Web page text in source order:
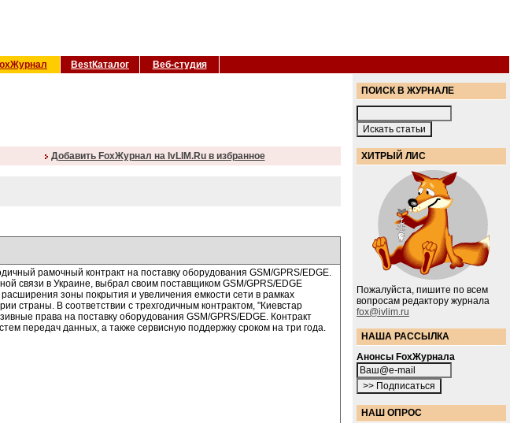
BestКаталог
Веб-студия
Добавить FoxЖурнал на IvLIM.Ru в избранное
рамочный контракт на поставку оборудования GSM/GPRS/EDGE.
связи в Украине, выбрал своим поставщиком GSM/GPRS/EDGE
зоны покрытия и увеличения емкости сети в рамках
страны. В соответствии с трехгодичным контрактом, "Киевстар
права на поставку оборудования GSM/GPRS/EDGE. Контракт
передач данных, а также сервисную поддержку сроком на три года.
ПОИСК В ЖУРНАЛЕ
ХИТРЫЙ ЛИС
Пожалуйста, пишите по всем
вопросам редактору журнала
fox@ivlim.ru
НАША РАССЫЛКА
Анонсы FoxЖурнала
НАШ ОПРОС